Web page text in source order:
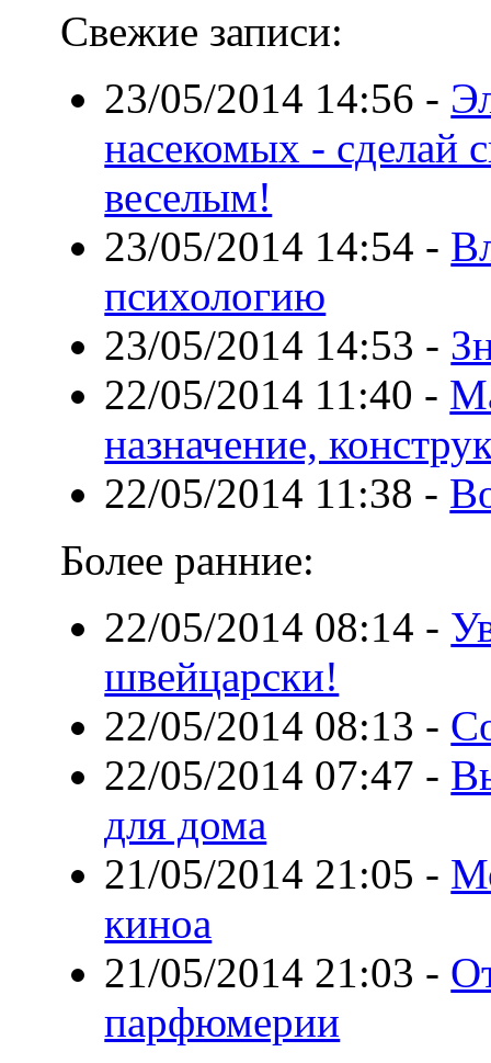
Свежие записи:
23/05/2014 14:56 -
насекомых - сделай
веселым!
23/05/2014 14:54 -
психологию
23/05/2014 14:53 -
22/05/2014 11:40 -
назначение,
22/05/2014 11:38 -
Более ранние:
22/05/2014 08:14 -
швейцарски!
22/05/2014 08:13 -
22/05/2014 07:47 -
для дома
21/05/2014 21:05 -
киноа
21/05/2014 21:03 -
парфюмерии